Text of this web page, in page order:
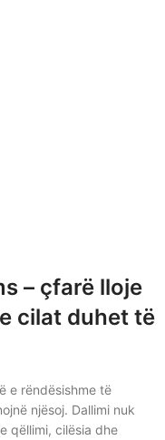
– çfarë lloje
cilat duhet të
e rëndësishme të
njësoj. Dallimi nuk
qëllimi, cilësia dhe